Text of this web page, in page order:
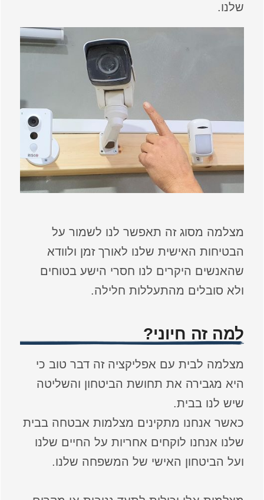
שלנו.
מצלמה מסוג זה תאפשר לנו לשמור על
הבטיחות האישית שלנו לאורך זמן ולוודא
שהאנשים היקרים לנו חסרי הישע בטוחים
ולא סובלים מהתעללות חלילה.
למה זה חיוני?
מצלמה לבית עם אפליקציה זה דבר טוב כי
היא מגבירה את תחושת הביטחון והשליטה
שיש לנו בבית.
כאשר אנחנו מתקינים מצלמות אבטחה בבית
שלנו אנחנו לוקחים אחריות על החיים שלנו
ועל הביטחון האישי של המשפחה שלנו.